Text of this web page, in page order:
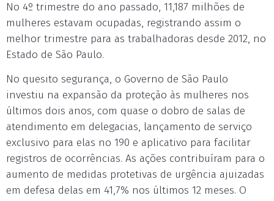
No 4º trimestre do ano passado, 11,187 milhões de
mulheres estavam ocupadas, registrando assim o
melhor trimestre para as trabalhadoras desde 2012, no
Estado de São Paulo.
No quesito segurança, o Governo de São Paulo
investiu na expansão da proteção às mulheres nos
últimos dois anos, com quase o dobro de salas de
atendimento em delegacias, lançamento de serviço
exclusivo para elas no 190 e aplicativo para facilitar
registros de ocorrências. As ações contribuíram para o
aumento de medidas protetivas de urgência ajuizadas
em defesa delas em 41,7% nos últimos 12 meses. O